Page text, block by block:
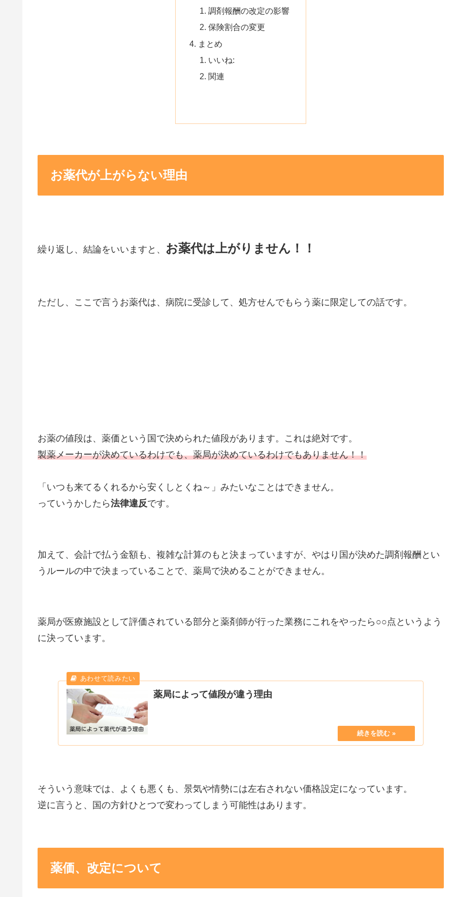
調剤報酬の改定の影響
保険割合の変更
まとめ
いいね:
関連
お薬代が上がらない理由
繰り返し、結論をいいますと、 お薬代は上がりません！！
ただし、ここで言うお薬代は、病院に受診して、処方せんでもらう薬に限定しての話です。
お薬の値段は、薬価という国で決められた値段があります。これは絶対です。
製薬メーカーが決めているわけでも、薬局が決めているわけでもありません！！
「いつも来てるくれるから安くしとくね～」みたいなことはできません。
っていうかしたら法律違反です。
加えて、会計で払う金額も、複雑な計算のもと決まっていますが、やはり国が決めた調剤報酬とい
うルールの中で決まっていることで、薬局で決めることができません。
薬局が医療施設として評価されている部分と薬剤師が行った業務にこれをやったら○○点というよう
に決っています。
薬局によって値段が違う理由
そういう意味では、よくも悪くも、景気や情勢には左右されない価格設定になっています。
逆に言うと、国の方針ひとつで変わってしまう可能性はあります。
薬価、改定について